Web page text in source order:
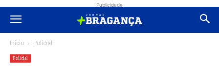
Publicidade
Início Polícial
Polícial